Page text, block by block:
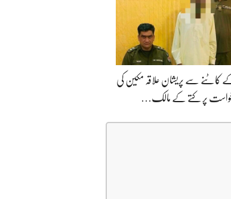
کاٹنے سے پریشان علاقہ مکین کی
پر کتے کے مالک…